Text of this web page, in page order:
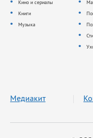
Кино и сериалы
Книги
Музыка
Медиакит